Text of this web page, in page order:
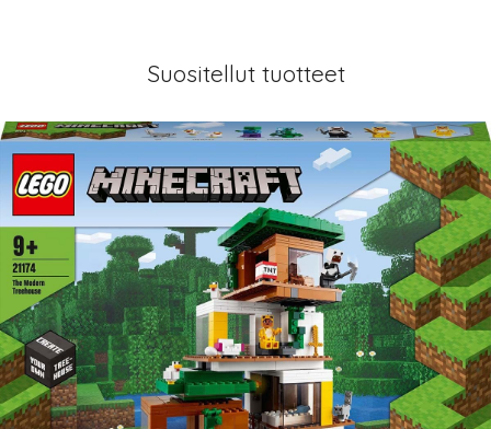
Suositellut tuotteet